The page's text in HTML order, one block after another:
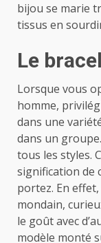
bijou se marie
tissus en
Le
Lorsque vous
homme,
dans une
dans un
tous les styles.
signification de
portez. En
mondain,
le goût avec
modèle monté